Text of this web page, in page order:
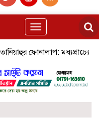
Toggle
navigation
ফোনালাপ: মধ্যপ্রাচ্যের